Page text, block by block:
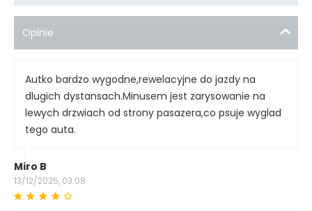
Opinie
Autko bardzo wygodne,rewelacyjne do jazdy na
dlugich dystansach.Minusem jest zarysowanie na
lewych drzwiach od strony pasazera,co psuje wyglad
tego auta.
Miro B
13/12/2025, 03:08